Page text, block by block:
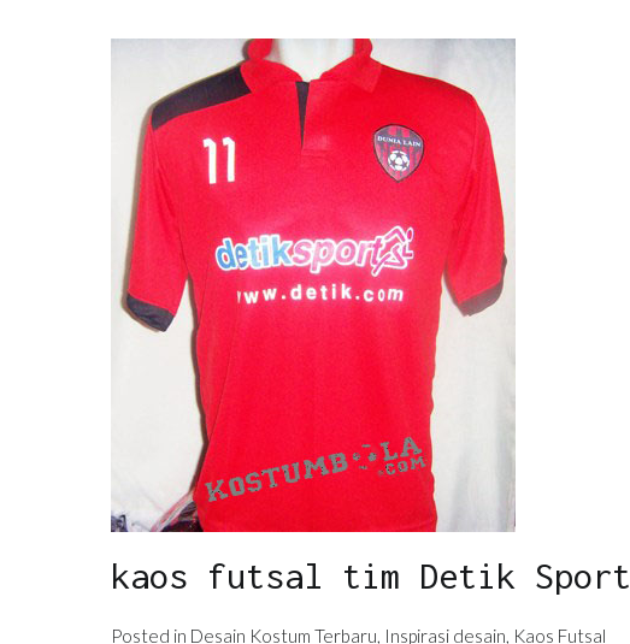
kaos futsal tim Detik Sport
Posted in Desain Kostum Terbaru, Inspirasi desain, Kaos Futsal